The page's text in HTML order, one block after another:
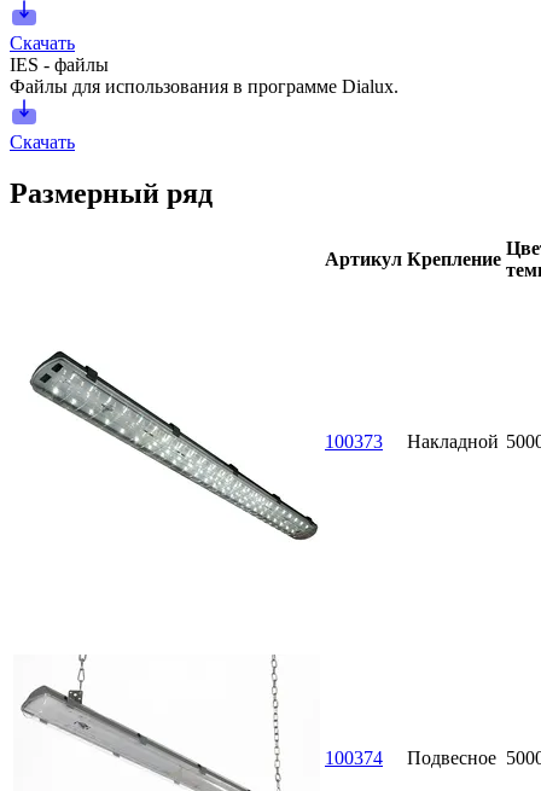
Скачать
IES - файлы
Файлы для использования в программе Dialux.
Скачать
Размерный ряд
Артикул Крепление
100373 Накладной
100374 Подвесное